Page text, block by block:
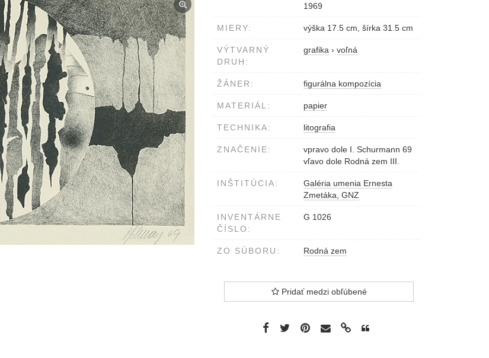
1969
MIERY: výška 17.5 cm, šírka 31.5 cm
VÝTVARNÝ
DRUH:
grafika › voľná
ŽÁNER: figurálna kompozícia
MATERIÁL: papier
TECHNIKA: litografia
ZNAČENIE:
vpravo dole I. Schurmann 69
vľavo dole Rodná zem III.
INŠTITÚCIA:
Galéria umenia Ernesta
Zmetáka, GNZ
INVENTÁRNE
ČÍSLO:
G 1026
ZO SÚBORU: Rodná zem
Pridať medzi obľúbené